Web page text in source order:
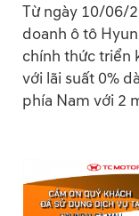
Từ ngày 10/06/
doanh ô tô
chính thức triển
với lãi suất 0%
phía Nam với 2